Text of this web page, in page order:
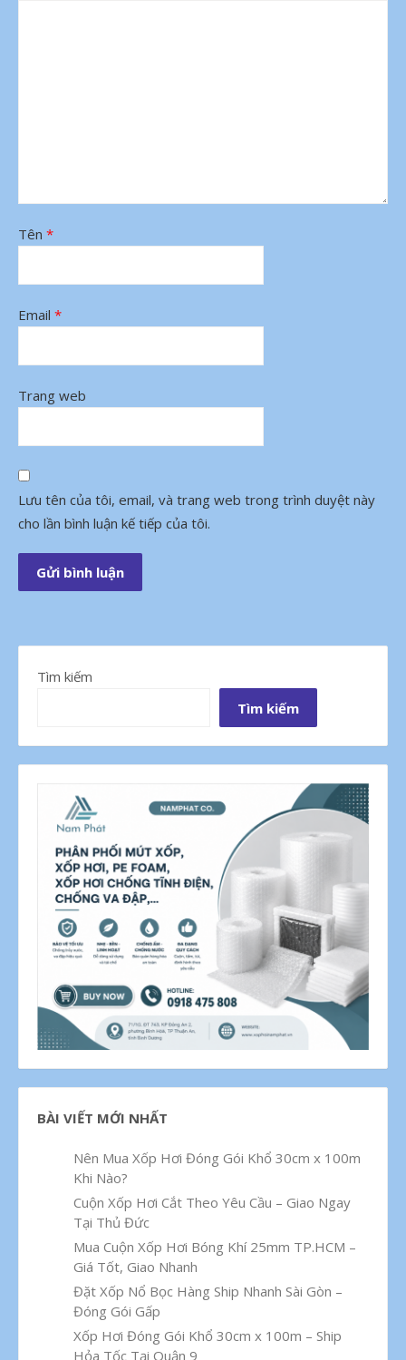
Tên *
Email *
Trang web
Lưu tên của tôi, email, và trang web trong trình duyệt này
cho lần bình luận kế tiếp của tôi.
Tìm kiếm
Tìm kiếm
BÀI VIẾT MỚI NHẤT
Nên Mua Xốp Hơi Đóng Gói Khổ 30cm x 100m
Khi Nào?
Cuộn Xốp Hơi Cắt Theo Yêu Cầu – Giao Ngay
Tại Thủ Đức
Mua Cuộn Xốp Hơi Bóng Khí 25mm TP.HCM –
Giá Tốt, Giao Nhanh
Đặt Xốp Nổ Bọc Hàng Ship Nhanh Sài Gòn –
Đóng Gói Gấp
Xốp Hơi Đóng Gói Khổ 30cm x 100m – Ship
Hỏa Tốc Tại Quận 9